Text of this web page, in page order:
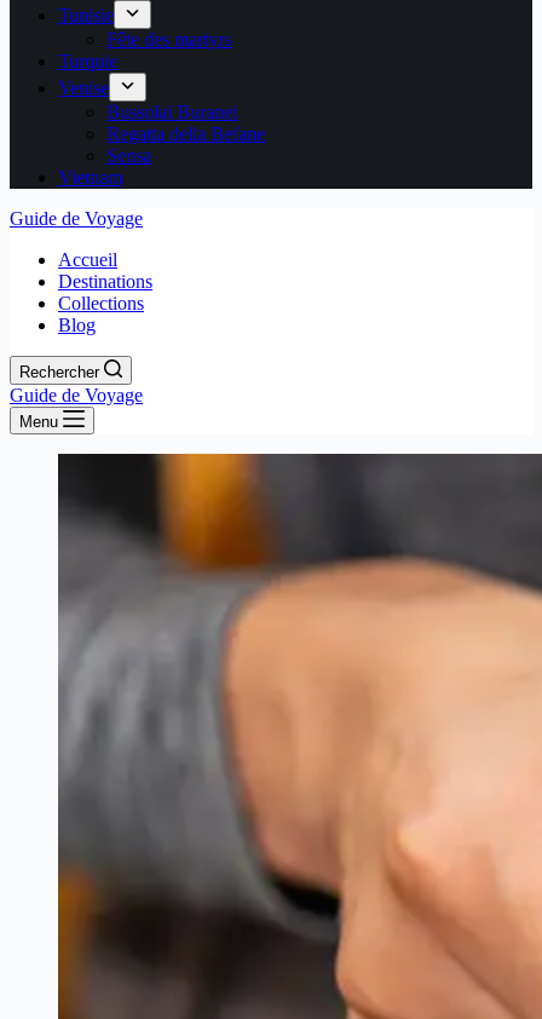
Tunisie
Fête des martyrs
Turquie
Venise
Bussolai Buranei
Regatta della Befane
Sensa
Vietnam
Guide de Voyage
Accueil
Destinations
Collections
Blog
Rechercher
Guide de Voyage
Menu